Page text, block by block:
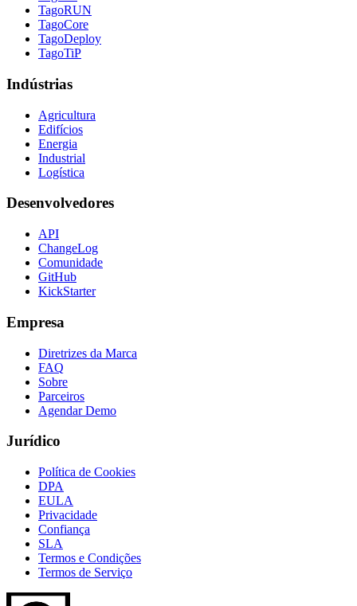
TagoRUN
TagoCore
TagoDeploy
TagoTiP
Indústrias
Agricultura
Edifícios
Energia
Industrial
Logística
Desenvolvedores
API
ChangeLog
Comunidade
GitHub
KickStarter
Empresa
Diretrizes da Marca
FAQ
Sobre
Parceiros
Agendar Demo
Jurídico
Política de Cookies
DPA
EULA
Privacidade
Confiança
SLA
Termos e Condições
Termos de Serviço